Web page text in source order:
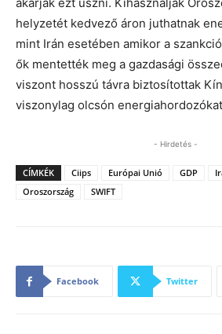
helyzetét kedvező áron juthatnak
mint Irán esetében amikor a
ők mentették meg a gazdasági
viszont hosszú távra biztosítottak
viszonylag olcsón
- Hirdetés -
CÍMKÉK Ciips Európai Unió GDP
Oroszország
SWIFT
Facebook Twitter